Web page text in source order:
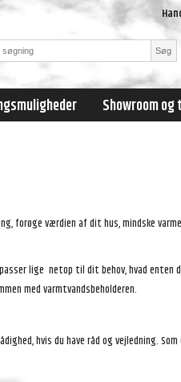
Søg
Showroom
forøge værdien af dit hus, mindske
lige netop til dit behov, hvad enten
med varmtvandsbeholderen.
hvis du have råd og vejledning. Som